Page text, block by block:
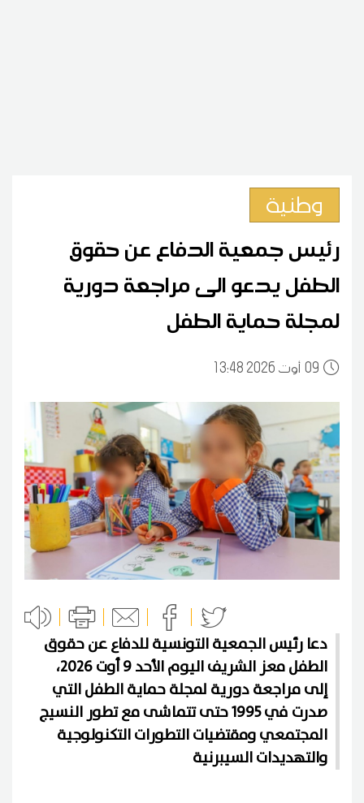
وطنية
رئيس جمعية الدفاع عن حقوق
الطفل يدعو الى مراجعة دورية
لمجلة حماية الطفل
0913:48 2026 أوت
دعا رئيس الجمعية التونسية للدفاع عن حقوق
الطفل معز الشريف اليوم الأحد 9 أوت 2026،
إلى مراجعة دورية لمجلة حماية الطفل التي
صدرت في 1995 حتى تتماشى مع تطور النسيج
المجتمعي ومقتضيات التطورات التكنولوجية
والتهديدات السيبرنية